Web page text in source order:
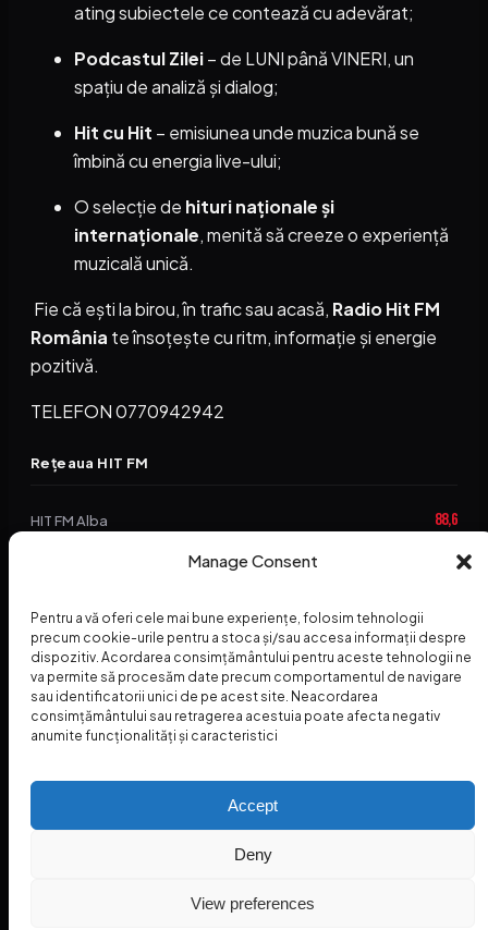
Manage Consent
Pentru a vă oferi cele mai bune experiențe, folosim tehnologii
precum cookie-urile pentru a stoca și/sau accesa informații despre
dispozitiv. Acordarea consimțământului pentru aceste tehnologii ne
va permite să procesăm date precum comportamentul de navigare
sau identificatorii unici de pe acest site. Neacordarea
consimțământului sau retragerea acestuia poate afecta negativ
anumite funcționalități și caracteristici
Accept
Deny
View preferences
ating subiectele ce contează cu adevărat;
Podcastul Zilei– de LUNI până VINERI, un
spațiu de analiză și dialog;
Hit cu Hit – emisiunea unde muzica bună se
îmbină cu energia live-ului;
O selecție de hituri naționale și
internaționale, menită să creeze o experiență
muzicală unică.
Fie că ești la birou, în trafic sau acasă, Radio Hit FM
România te însoțește cu ritm, informație și energie
pozitivă.
TELEFON 0770942942
Rețeaua HIT FM
HIT FM Alba 88,6
94,2
HIT FM Abrud 94,3
HIT FM Horezu 95,1
HIT FM Nehoiu 88,2
© 2026 Radio Hit FM — SC HITFM GROUP SRL